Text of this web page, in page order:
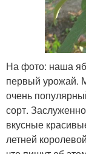
На фото: наша
первый урожай.
очень
сорт.
вкусные
летней